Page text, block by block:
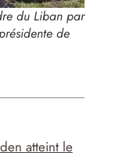
du Liban par
de
atteint le